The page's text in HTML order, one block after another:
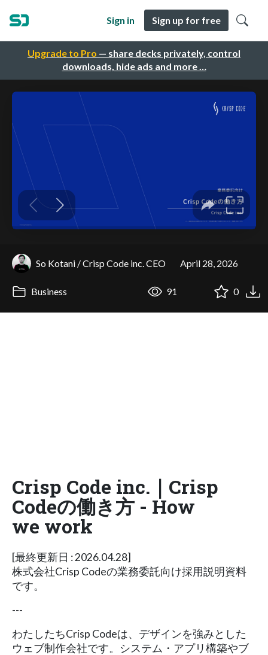
Upgrade to Pro — share decks privately, control
downloads, hide ads and more …
Sign in Sign up for free
So Kotani / Crisp Code inc. CEO April 28, 2026
Business 91 0
Crisp Code inc.｜Crisp
Codeの働き方 - How
we work
[最終更新日 : 2026.04.28]
株式会社Crisp Codeの業務委託向け採用説明資料
です。
---
わたしたちCrisp Codeは、デザインを強みとした
ウェブ制作会社です。システム・アプリ構築やブ